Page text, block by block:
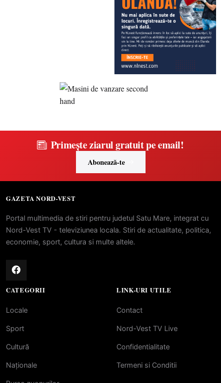
Primește ziarul gratuit pe email!
Abonează-te
GAZETA NORD-VEST
Portal multimedia de stiri pentru judetul Satu Mare, integrat cu
Nord-Vest TV - televiziunea locala. Stiri de actualitate, politica,
economie, sport, cultura si multe altele.
CATEGORII
Locale
Sport
Cultură
Naționale
LINK-URI UTILE
Contact
Nord-Vest TV Live
Confidentialitate
Termeni si Conditii